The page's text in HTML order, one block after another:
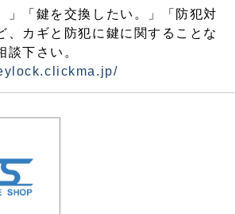
」「鍵を交換したい。」「防犯対
、カギと防犯に鍵に関することな
談下さい。